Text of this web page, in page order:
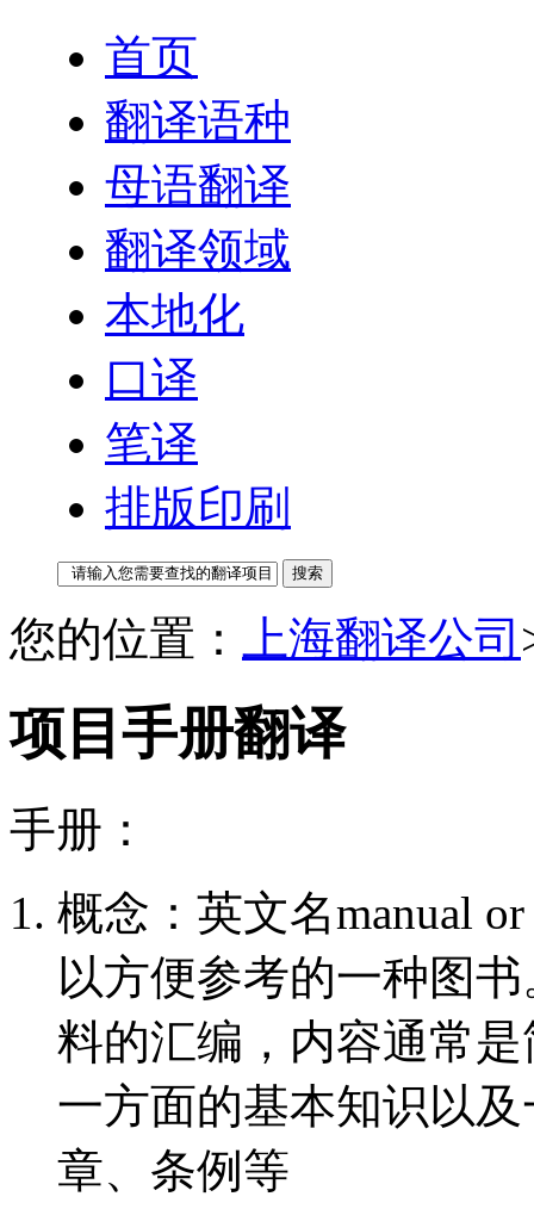
首页
翻译语种
母语翻译
翻译领域
本地化
口译
笔译
排版印刷
您的位置： 上海翻译公司
项目手册翻译
手册：
概念：英文名manual
以方便参考的一种图
料的汇编，内容通常
一方面的基本知识以
章、条例等